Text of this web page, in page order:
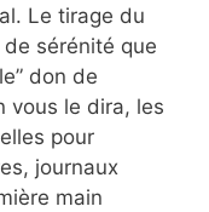
Le tirage du
sérénité que
don de
vous le dira, les
pour
journaux
main